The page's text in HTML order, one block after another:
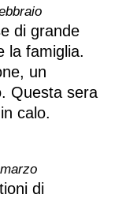
di grande
la famiglia.
un
Questa sera
calo.
di